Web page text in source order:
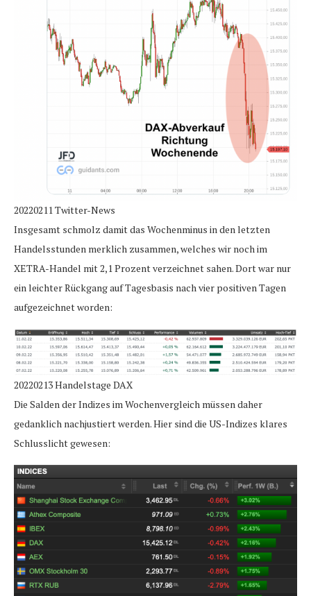
20220211 Twitter-News
Insgesamt schmolz damit das Wochenminus in den letzten
Handelsstunden merklich zusammen, welches wir noch im
XETRA-Handel mit 2,1 Prozent verzeichnet sahen. Dort war nur
ein leichter Rückgang auf Tagesbasis nach vier positiven Tagen
aufgezeichnet worden:
20220213 Handelstage DAX
Die Salden der Indizes im Wochenvergleich müssen daher
gedanklich nachjustiert werden. Hier sind die US-Indizes klares
Schlusslicht gewesen: